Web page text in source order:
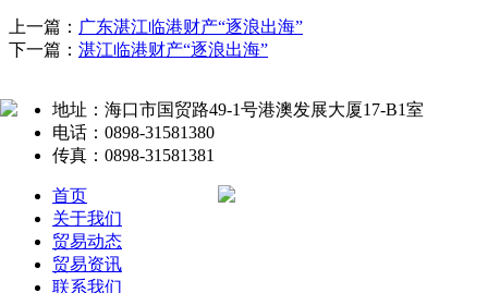
上一篇： 广东湛江临港财产“逐浪出海”
下一篇： 湛江临港财产“逐浪出海”
地址：海口市国贸路49-1号港澳发展大厦17-B1室
电话：0898-31581380
传真：0898-31581381
首页
关于我们
贸易动态
贸易资讯
联系我们